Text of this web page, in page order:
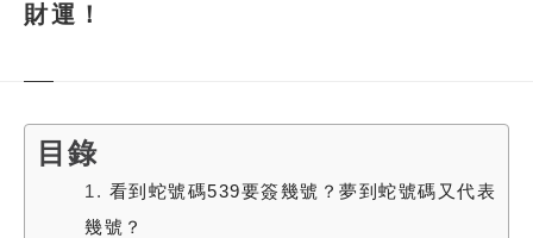
財運！
目錄
1. 看到蛇號碼539要簽幾號？夢到蛇號碼又代表
幾號？